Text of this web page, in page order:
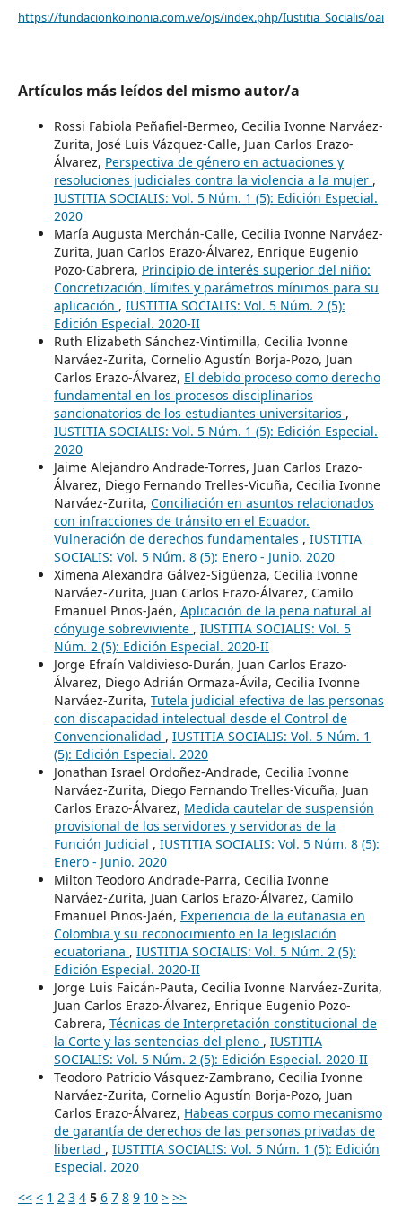
https://fundacionkoinonia.com.ve/ojs/index.php/Iustitia_Socialis/oai
Artículos más leídos del mismo autor/a
Rossi Fabiola Peñafiel-Bermeo, Cecilia Ivonne Narváez-
Zurita, José Luis Vázquez-Calle, Juan Carlos Erazo-
Álvarez, Perspectiva de género en actuaciones y
resoluciones judiciales contra la violencia a la mujer ,
IUSTITIA SOCIALIS: Vol. 5 Núm. 1 (5): Edición Especial.
2020
María Augusta Merchán-Calle, Cecilia Ivonne Narváez-
Zurita, Juan Carlos Erazo-Álvarez, Enrique Eugenio
Pozo-Cabrera, Principio de interés superior del niño:
Concretización, límites y parámetros mínimos para su
aplicación , IUSTITIA SOCIALIS: Vol. 5 Núm. 2 (5):
Edición Especial. 2020-II
Ruth Elizabeth Sánchez-Vintimilla, Cecilia Ivonne
Narváez-Zurita, Cornelio Agustín Borja-Pozo, Juan
Carlos Erazo-Álvarez, El debido proceso como derecho
fundamental en los procesos disciplinarios
sancionatorios de los estudiantes universitarios ,
IUSTITIA SOCIALIS: Vol. 5 Núm. 1 (5): Edición Especial.
2020
Jaime Alejandro Andrade-Torres, Juan Carlos Erazo-
Álvarez, Diego Fernando Trelles-Vicuña, Cecilia Ivonne
Narváez-Zurita, Conciliación en asuntos relacionados
con infracciones de tránsito en el Ecuador.
Vulneración de derechos fundamentales , IUSTITIA
SOCIALIS: Vol. 5 Núm. 8 (5): Enero - Junio. 2020
Ximena Alexandra Gálvez-Sigüenza, Cecilia Ivonne
Narváez-Zurita, Juan Carlos Erazo-Álvarez, Camilo
Emanuel Pinos-Jaén, Aplicación de la pena natural al
cónyuge sobreviviente , IUSTITIA SOCIALIS: Vol. 5
Núm. 2 (5): Edición Especial. 2020-II
Jorge Efraín Valdivieso-Durán, Juan Carlos Erazo-
Álvarez, Diego Adrián Ormaza-Ávila, Cecilia Ivonne
Narváez-Zurita, Tutela judicial efectiva de las personas
con discapacidad intelectual desde el Control de
Convencionalidad , IUSTITIA SOCIALIS: Vol. 5 Núm. 1
(5): Edición Especial. 2020
Jonathan Israel Ordoñez-Andrade, Cecilia Ivonne
Narváez-Zurita, Diego Fernando Trelles-Vicuña, Juan
Carlos Erazo-Álvarez, Medida cautelar de suspensión
provisional de los servidores y servidoras de la
Función Judicial , IUSTITIA SOCIALIS: Vol. 5 Núm. 8 (5):
Enero - Junio. 2020
Milton Teodoro Andrade-Parra, Cecilia Ivonne
Narváez-Zurita, Juan Carlos Erazo-Álvarez, Camilo
Emanuel Pinos-Jaén, Experiencia de la eutanasia en
Colombia y su reconocimiento en la legislación
ecuatoriana , IUSTITIA SOCIALIS: Vol. 5 Núm. 2 (5):
Edición Especial. 2020-II
Jorge Luis Faicán-Pauta, Cecilia Ivonne Narváez-Zurita,
Juan Carlos Erazo-Álvarez, Enrique Eugenio Pozo-
Cabrera, Técnicas de Interpretación constitucional de
la Corte y las sentencias del pleno , IUSTITIA
SOCIALIS: Vol. 5 Núm. 2 (5): Edición Especial. 2020-II
Teodoro Patricio Vásquez-Zambrano, Cecilia Ivonne
Narváez-Zurita, Cornelio Agustín Borja-Pozo, Juan
Carlos Erazo-Álvarez, Habeas corpus como mecanismo
de garantía de derechos de las personas privadas de
libertad , IUSTITIA SOCIALIS: Vol. 5 Núm. 1 (5): Edición
Especial. 2020
<< < 1 2 3 4 5 6 7 8 9 10 > >>